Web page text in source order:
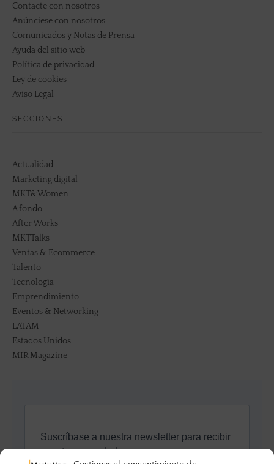
Contacte con nosotros
Anúnciese con nosotros
Comunicados y Notas de Prensa
Ayuda del sitio web
Política de privacidad
Ley de cookies
Aviso Legal
SECCIONES
Actualidad
Marketing digital
MKT&Women
A fondo
After Works
MKTTalks
Ventas & Ecommerce
Talento
Tecnología
Emprendimiento
Eventos & Networking
LATAM
Estados Unidos
MIR Magazine